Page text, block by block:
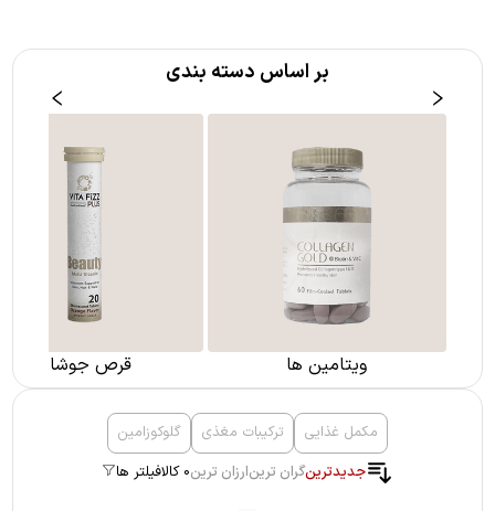
بر اساس دسته بندی
ویتامین ها قرص جوشان
مکمل غذایی ترکیبات مغذی
گلوکوزامین
جدیدترینگران ترینارزان ترین0 کالا فیلتر ها